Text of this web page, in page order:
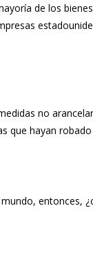
de los
no
que hayan
entonces,